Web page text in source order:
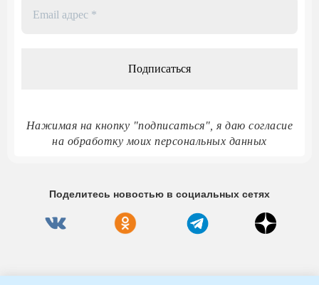
Нажимая на кнопку "подписаться", я даю согласие
на обработку моих персональных данных
Поделитесь новостью в социальных сетях